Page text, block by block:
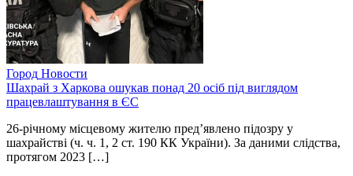
Город Новости
Шахрай з Харкова ошукав понад 20 осіб під виглядом
працевлаштування в ЄС
26-річному місцевому жителю пред’явлено підозру у
шахрайстві (ч. ч. 1, 2 ст. 190 КК України). За даними слідства,
протягом 2023 […]